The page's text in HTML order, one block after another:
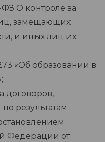
О контроле за
замещающих
и иных лиц их
«Об образовании в
договоров,
результатам
Федерации от